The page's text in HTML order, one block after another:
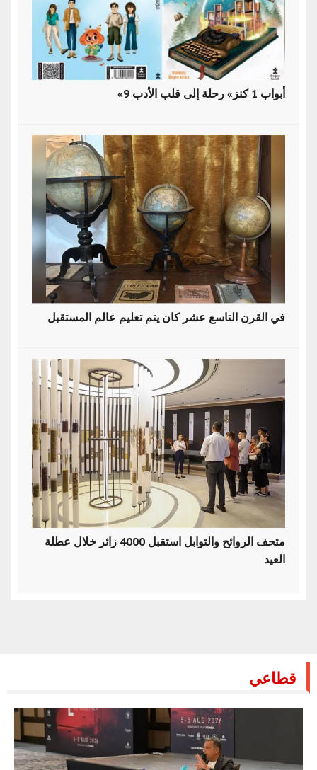
«9 أبواب 1 كنز» رحلة إلى قلب الأدب
في القرن التاسع عشر كان يتم تعليم عالم المستقبل
متحف الروائح والتوابل استقبل 4000 زائر خلال عطلة
العيد
قطاعي